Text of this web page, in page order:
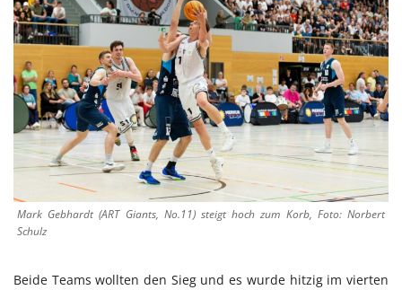
Mark Gebhardt (ART Giants, No.11) steigt hoch zum Korb, Foto: Norbert
Schulz
Beide Teams wollten den Sieg und es wurde hitzig im vierten